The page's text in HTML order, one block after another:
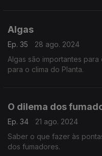
Algas
Ep. 35
28 ago. 2024
Algas são importantes
para o clima do Planta.
O dilema dos
Ep. 34
21 ago. 2024
Saber o que fazer às
dos fumadores.